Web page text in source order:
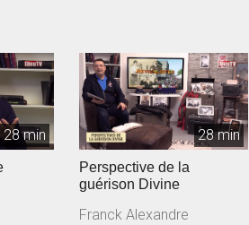
28 min 28 min
Perspective de la
guérison Divine
Franck Alexandre